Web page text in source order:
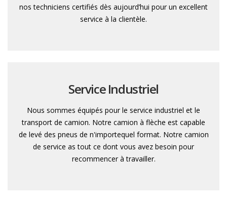
nos techniciens certifiés dès aujourd’hui pour un excellent
service à la clientèle.
Service Industriel
Nous sommes équipés pour le service industriel et le
transport de camion. Notre camion à flèche est capable
de levé des pneus de n'importequel format. Notre camion
de service as tout ce dont vous avez besoin pour
recommencer à travailler.